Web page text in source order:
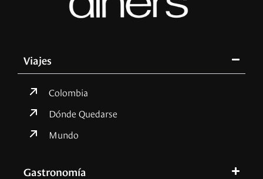
Viajes
Colombia
Dónde Quedarse
Mundo
Gastronomía